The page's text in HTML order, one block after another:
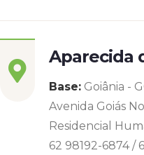
Aparecida
Base: Goiânia -
Avenida Goiás
Residencial
62 98192-6874 /